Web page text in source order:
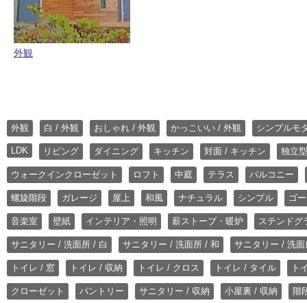
外観
外観 白 / 外観 おしゃれ / 外観 かっこいい / 外観 シンプルモ
LDK リビング ダイニング キッチン 対面 / キッチン 独立
ウォークインクローゼット ロフト 中庭 テラス バルコニー
螺旋階段 ガレージ 屋上 和風 ナチュラル シンプル ゴ
音楽室 壁紙 インテリア・照明 薪ストーブ・暖炉 ステンドグ
サニタリー / 洗面所 / 白 サニタリー / 洗面所 / 和 サニタリー / 洗
トイレ / 窓 トイレ / 収納 トイレ / クロス トイレ / タイル ト
クローゼット パントリー サニタリー / 収納 小屋裏 / 収納 階